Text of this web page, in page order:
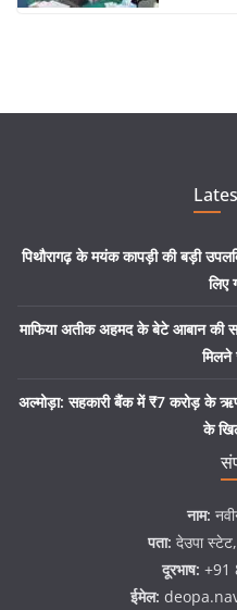
पिथौरागढ़ के मयंक कापड़ी की बड़ी
लिए
माफिया अतीक अहमद के बेटे आबान
मिलने
अल्मोड़ा: सहकारी बैंक में ₹7 करोड़ के
के
नाम:
पता: देउपा
दूरभाष: +91
ईमेल: